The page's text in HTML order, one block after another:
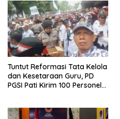
Tuntut Reformasi Tata Kelola
dan Kesetaraan Guru, PD
PGSI Pati Kirim 100 Personel